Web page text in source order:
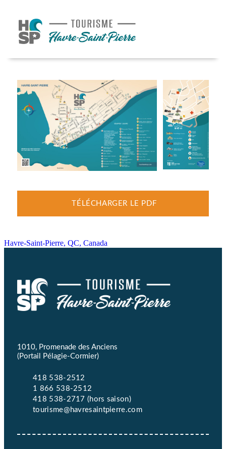
TÉLÉCHARGER LE PDF
Havre-Saint-Pierre, QC, Canada
1010, Promenade des Anciens
(Portail Pélagie-Cormier)
418 538-2512
1 866 538-2512
418 538-2717 (hors saison)
tourisme@havresaintpierre.com